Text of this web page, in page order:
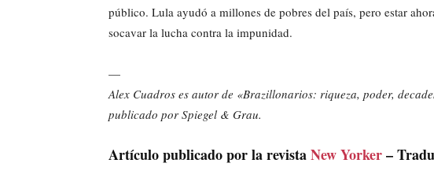
público. Lula ayudó a millones de pobres del país, pero estar
socavar la lucha contra la impunidad.
—
Alex Cuadros es autor de «Brazillonarios: riqueza, poder,
publicado por Spiegel & Grau.
Artículo publicado por la revistaNew Yorker–